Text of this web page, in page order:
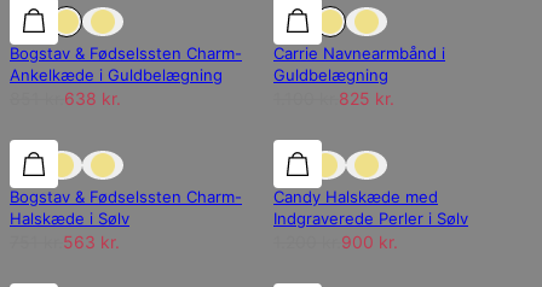
25% rabat 25% rabat
Bogstav & Fødselssten Charm-
Ankelkæde i Guldbelægning
638 kr.
25% rabat
Carrie Navnearmbånd i
Guldbelægning
825 kr.
25% rabat 25% rabat
Bogstav & Fødselssten Charm-
Halskæde i Sølv
563 kr.
25% rabat
Candy Halskæde med
Indgraverede Perler i Sølv
900 kr.